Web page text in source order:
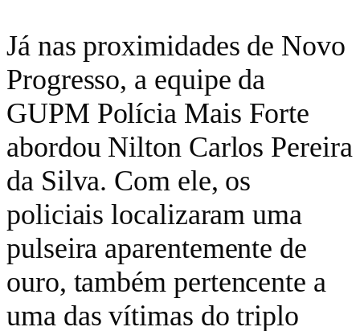
Já nas proximidades de Novo
Progresso, a equipe da
GUPM Polícia Mais Forte
abordou Nilton Carlos Pereira
da Silva. Com ele, os
policiais localizaram uma
pulseira aparentemente de
ouro, também pertencente a
uma das vítimas do triplo